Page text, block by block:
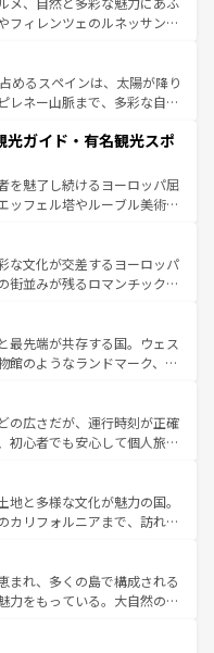
フィレンツェのルネッサンス
風景やアマルフィ海岸の絶
い。観光の合間には、本場の
タリア料理を堪能することも
れられない旅をしてみよう！
めるスペインは、太陽が降り
レネー山脈まで、多彩な自然
熱的なフラメンコ、熱気あふ
スが生活の一部となってい
れた雰囲気や、バルセロナの
方では古代ローマ遺跡や中世
候が異なるスペインはその個
性で訪れる人を魅了する。 なお、新着のスペイン情報は コ
い。
光ガイド・有名観光スポ
を魅了し続けるヨーロッパ屈
ッフェル塔やルーブル美術館
る。華麗な宮殿、歴史的な大
豊かな自然が、訪れる者を心
スは美食の国としても知ら
るランス、プロヴァンスの
多彩な楽しみ方が可能だ。さ
力が溢れており、どの街角に
で全く異なる文化を体験で
着のフランス情報はコンテンツ一覧
な文化が交差するヨーロッパ
街並みが残るロマンチック街
ても飽きることがない。ベ
ルン州のアルプスの絶景、そ
といった風景は必見。ビール
しい。 なお、新着の
を参照してほしい。
最先端が共存する国。ウェス
館のようなランドマーク、歴
また、優雅なアフタヌーン
らない英国パブ、サッカー観
る体験も豊富。イギリスを旅
の広さだが、運行時刻が正確
初心者でも安心して個人旅行
イスならではのユニークな
けでなく町歩きも満喫する
高いため物価も高いが、旅行
ともできる。 なお、新
一覧 を参照してほしい。
と多様な文化が魅力の国。
カリフォルニアまで、訪れる
ョッピング、エンターテイ
スポットだ。一方、アメリカ
ランドキャニオンやイエロー
楽と美食が融合した独特の
まれ、多くの島で構成される
力をもっている。大自然の神
番の観光地といえばオアフ